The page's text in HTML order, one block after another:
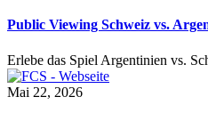
Public Viewing Schweiz vs.
Erlebe das Spiel Argentinien vs.
Mai 22, 2026